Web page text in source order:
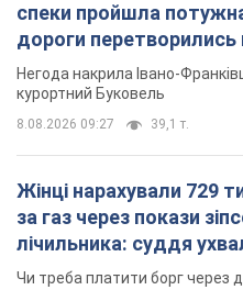
спеки пройшла
дороги перетворились
Відео
Негода накрила Івано-
курортний Буковель
8.08.2026 09:27 39,1 т.
Жінці нарахували 729
за газ через покази
лічильника: суддя
неочікуване рішення
Чи треба платити борг через